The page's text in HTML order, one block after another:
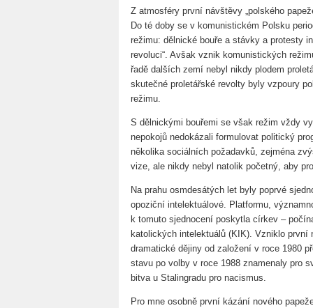
Z atmosféry první návštěvy „polského
Do té doby se v komunistickém Polsku
režimu: dělnické bouře a stávky a protesty
revoluci“. Avšak vznik komunistických
řadě dalších zemí nebyl nikdy plodem
skutečné proletářské revolty byly vzpoury
režimu.
S dělnickými bouřemi se však režim vždy
nepokojů nedokázali formulovat politický
několika sociálních požadavků, zejména
vize, ale nikdy nebyl natolik početný, aby
Na prahu osmdesátých let byly poprvé
opoziční intelektuálové. Platformu,
k tomuto sjednocení poskytla církev –
katolických intelektuálů (KIK). Vzniklo první
dramatické dějiny od založení v roce 1980
stavu po volby v roce 1988 znamenaly pro
bitva u Stalingradu pro nacismus.
Pro mne osobně první kázání nového